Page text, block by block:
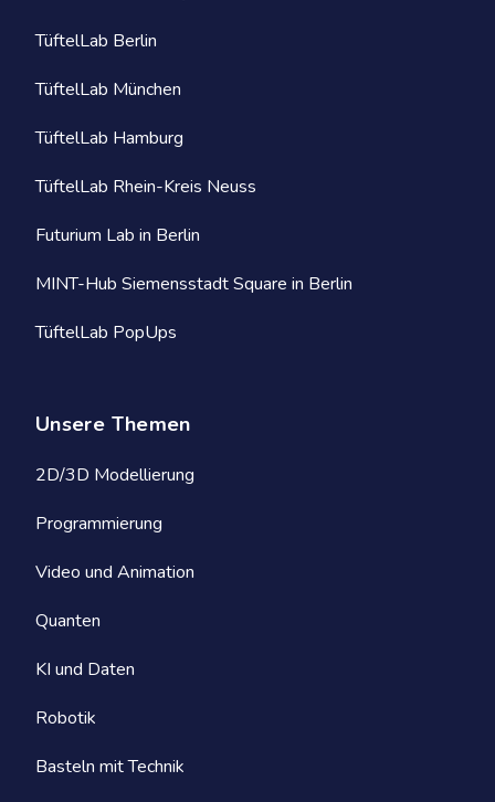
TüftelLab Berlin
TüftelLab München
TüftelLab Hamburg
TüftelLab Rhein-Kreis Neuss
Futurium Lab in Berlin
MINT-Hub Siemensstadt Square in Berlin
TüftelLab PopUps
Unsere Themen
2D/3D Modellierung
Programmierung
Video und Animation
Quanten
KI und Daten
Robotik
Basteln mit Technik